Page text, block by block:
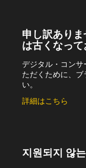
申し訳あり
は古くなっ
デジタル・コン
ただくために、
い。
詳細はこちら
지원되지 않